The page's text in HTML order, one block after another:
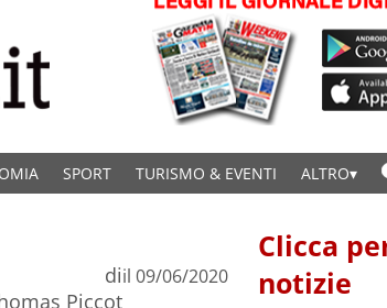
SPORT TURISMO & EVENTI ALTRO
di
Piccot
il 09/06/2020
Clicca
notizie